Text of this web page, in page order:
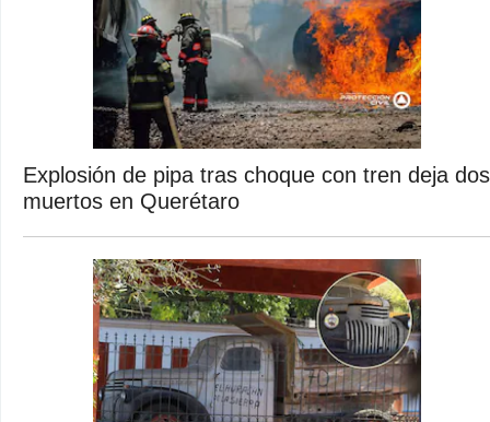
Explosión de pipa tras choque con tren deja dos
muertos en Querétaro